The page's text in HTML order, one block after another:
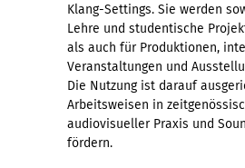
Klang-Settings. Sie werden
Lehre und studentische
als auch für Produktionen,
Veranstaltungen und
Die Nutzung ist darauf
Arbeitsweisen in
audiovisueller Praxis und
fördern.